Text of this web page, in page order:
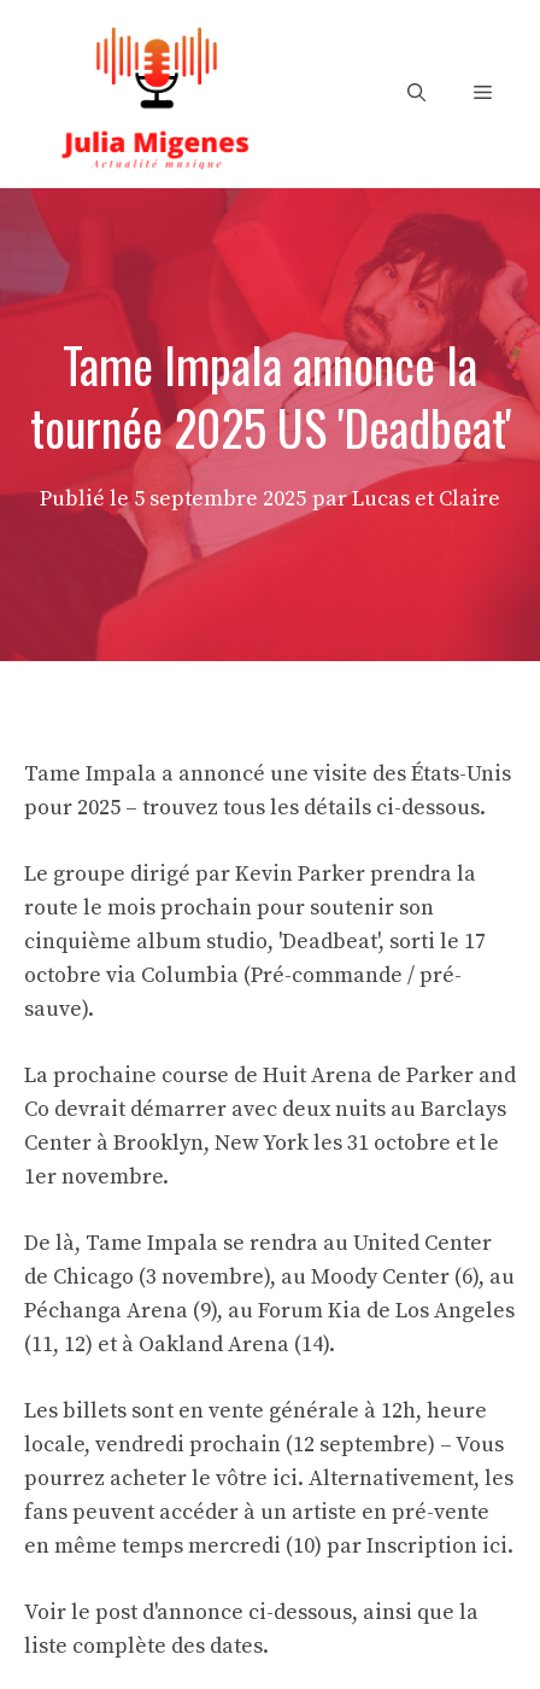
Menu
Tame Impala annonce la
tournée 2025 US 'Deadbeat'
Publié le5 septembre 2025 par Lucas et Claire
Tame Impala a annoncé une visite des États-Unis
pour 2025 – trouvez tous les détails ci-dessous.
Le groupe dirigé par Kevin Parker prendra la
route le mois prochain pour soutenir son
cinquième album studio, 'Deadbeat', sorti le 17
octobre via Columbia (Pré-commande / pré-
sauve).
La prochaine course de Huit Arena de Parker and
Co devrait démarrer avec deux nuits au Barclays
Center à Brooklyn, New York les 31 octobre et le
1er novembre.
De là, Tame Impala se rendra au United Center
de Chicago (3 novembre), au Moody Center (6), au
Péchanga Arena (9), au Forum Kia de Los Angeles
(11, 12) et à Oakland Arena (14).
Les billets sont en vente générale à 12h, heure
locale, vendredi prochain (12 septembre) –Vous
pourrez acheter le vôtre ici. Alternativement, les
fans peuvent accéder à un artiste en pré-vente
en même temps mercredi (10) parInscription ici.
Voir le post d'annonce ci-dessous, ainsi que la
liste complète des dates.